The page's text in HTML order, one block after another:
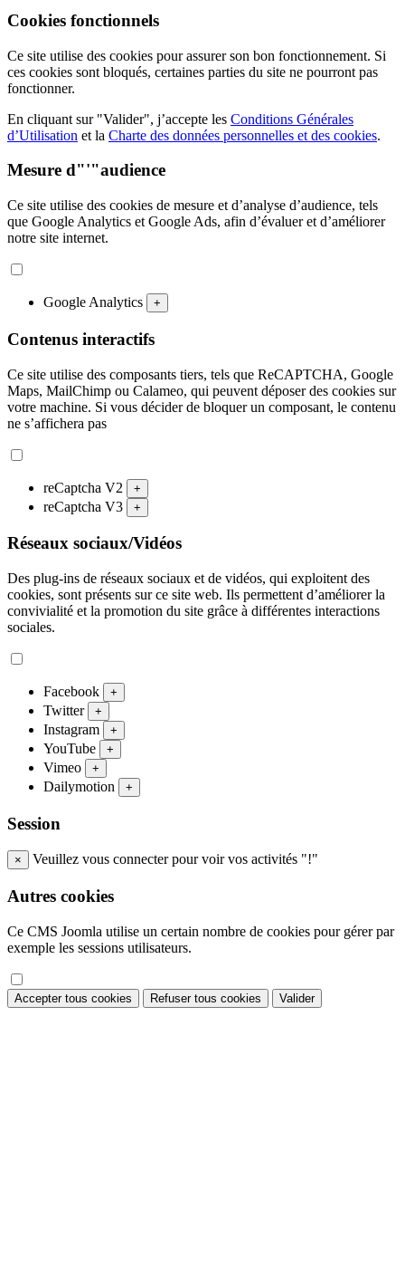
Cookies fonctionnels
Ce site utilise des cookies pour assurer son bon fonctionnement. Si
ces cookies sont bloqués, certaines parties du site ne pourront pas
fonctionner.
En cliquant sur "Valider", j’accepte les Conditions Générales
d’Utilisation et la Charte des données personnelles et des cookies.
Mesure d"'"audience
Ce site utilise des cookies de mesure et d’analyse d’audience, tels
que Google Analytics et Google Ads, afin d’évaluer et d’améliorer
notre site internet.
Google Analytics +
Contenus interactifs
Ce site utilise des composants tiers, tels que ReCAPTCHA, Google
Maps, MailChimp ou Calameo, qui peuvent déposer des cookies sur
votre machine. Si vous décider de bloquer un composant, le contenu
ne s’affichera pas
reCaptcha V2 +
reCaptcha V3 +
Réseaux sociaux/Vidéos
Des plug-ins de réseaux sociaux et de vidéos, qui exploitent des
cookies, sont présents sur ce site web. Ils permettent d’améliorer la
convivialité et la promotion du site grâce à différentes interactions
sociales.
Facebook +
Twitter +
Instagram +
YouTube +
Vimeo +
Dailymotion +
Session
× Veuillez vous connecter pour voir vos activités "!"
Autres cookies
Ce CMS Joomla utilise un certain nombre de cookies pour gérer par
exemple les sessions utilisateurs.
Accepter tous cookies Refuser tous cookies Valider